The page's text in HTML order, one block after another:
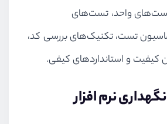
های واحد، تستهای
تست، تکنیکهای بررسی کد،
و استانداردهای کیفی.
نرم افزار